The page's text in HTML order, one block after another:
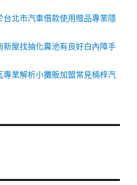
台北市汽車借款使用贈品專業隱
新屋找抽化糞池有良好白內障手
專業解析小攤販加盟常見楠梓汽